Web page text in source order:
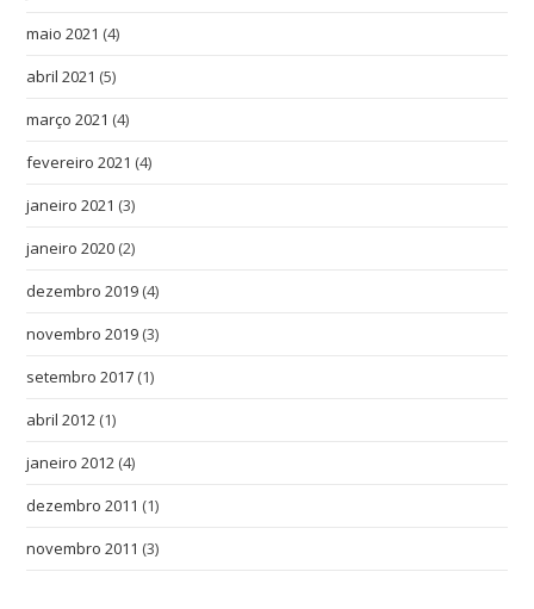
maio 2021 (4)
abril 2021 (5)
março 2021 (4)
fevereiro 2021 (4)
janeiro 2021 (3)
janeiro 2020 (2)
dezembro 2019 (4)
novembro 2019 (3)
setembro 2017 (1)
abril 2012 (1)
janeiro 2012 (4)
dezembro 2011 (1)
novembro 2011 (3)